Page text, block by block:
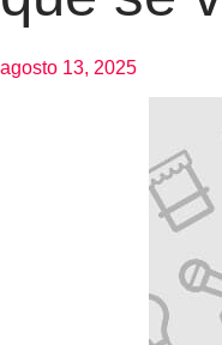
agosto 13, 2025